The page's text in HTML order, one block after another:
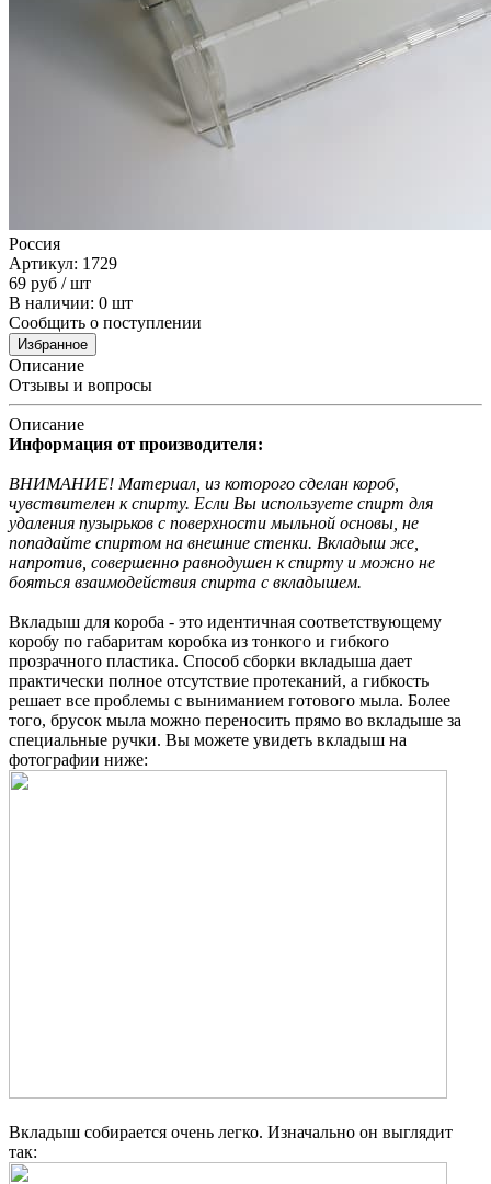
Россия
Артикул: 1729
69 руб / шт
В наличии: 0 шт
Сообщить о поступлении
Избранное
Описание
Отзывы и вопросы
Описание
Информация от производителя:
ВНИМАНИЕ! Материал, из которого сделан короб,
чувствителен к спирту. Если Вы используете спирт для
удаления пузырьков с поверхности мыльной основы, не
попадайте спиртом на внешние стенки. Вкладыш же,
напротив, совершенно равнодушен к спирту и можно не
бояться взаимодействия спирта с вкладышем.
Вкладыш для короба - это идентичная соответствующему
коробу по габаритам коробка из тонкого и гибкого
прозрачного пластика. Способ сборки вкладыша дает
практически полное отсутствие протеканий, а гибкость
решает все проблемы с выниманием готового мыла. Более
того, брусок мыла можно переносить прямо во вкладыше за
специальные ручки. Вы можете увидеть вкладыш на
фотографии ниже:
Вкладыш собирается очень легко. Изначально он выглядит
так: